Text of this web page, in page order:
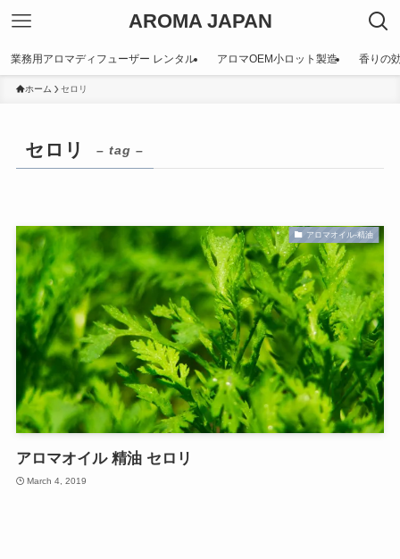
AROMA JAPAN
業務用アロマディフューザー レンタル アロマOEM小ロット製造 香りの
ホーム セロリ
セロリ – tag –
アロマオイル-精油
アロマオイル 精油 セロリ
March 4, 2019